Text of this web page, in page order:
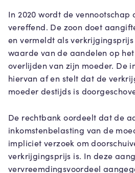
In 2020 wordt de vennootschap
vereffend. De zoon doet
en vermeldt als
waarde van de aandelen op
overlijden van zijn moeder. De
hiervan af en stelt dat de
moeder destijds is
De rechtbank oordeelt dat de
inkomstenbelasting van de
impliciet verzoek om
verkrijgingsprijs is. In deze
vervreemdingsvoordeel